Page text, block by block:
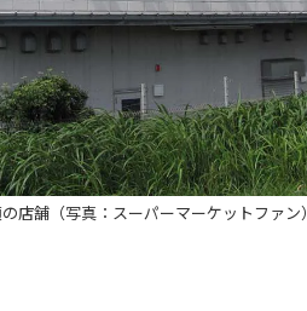
店舗（写真：スーパーマーケットファン）